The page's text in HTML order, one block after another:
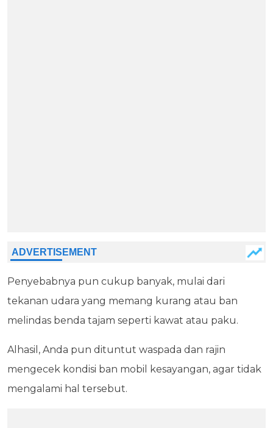
Penyebabnya pun cukup banyak, mulai dari
tekanan udara yang memang kurang atau ban
melindas benda tajam seperti kawat atau paku.
Alhasil, Anda pun dituntut waspada dan rajin
mengecek kondisi ban mobil kesayangan, agar tidak
mengalami hal tersebut.